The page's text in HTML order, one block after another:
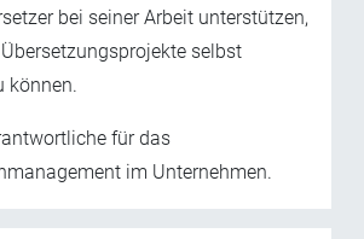
bei seiner Arbeit unterstützen,
selbst
können.
für das
im Unternehmen.